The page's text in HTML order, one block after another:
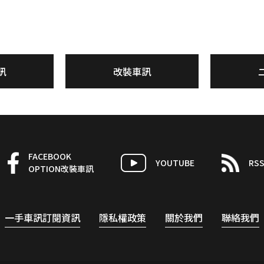
改裝車訊
FACEBOOK
OPTION改裝車訊
YOUTUBE RSS
一手車訊訂閱資訊 隱私權政策 關於我們 聯絡我們